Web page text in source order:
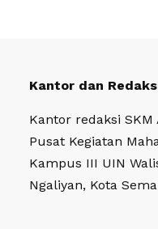
Kantor dan
Kantor redaksi
Pusat Kegiatan
Kampus III UIN
Ngaliyan, Kota